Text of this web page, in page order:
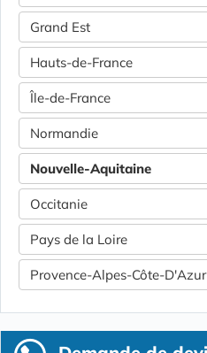
Grand Est
Hauts-de-France
Île-de-France
Normandie
Nouvelle-Aquitaine
Occitanie
Pays de la Loire
Provence-Alpes-Côte-D'Azur